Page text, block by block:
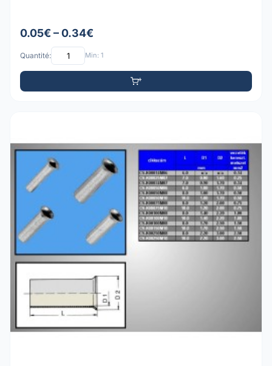
0.05€ – 0.34€
Quantité: Min: 1